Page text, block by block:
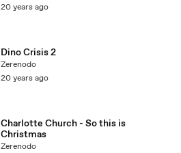
20 years ago
Dino Crisis 2
Zerenodo
20 years ago
Charlotte Church - So this is
Christmas
Zerenodo